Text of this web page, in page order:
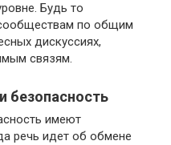
Будь то
по общим
дискуссиях,
связям.
безопасность
имеют
речь идет об обмене